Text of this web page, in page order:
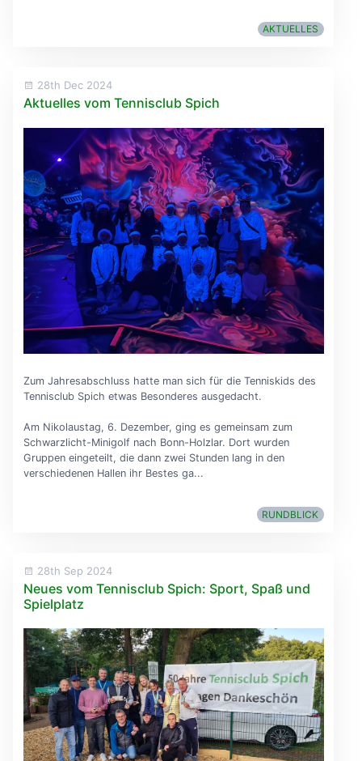
AKTUELLES
28th Dec 2024
Aktuelles vom Tennisclub Spich
Zum Jahresabschluss hatte man sich für die Tenniskids des
Tennisclub Spich etwas Besonderes ausgedacht.
Am Nikolaustag, 6. Dezember, ging es gemeinsam zum
Schwarzlicht-Minigolf nach Bonn-Holzlar. Dort wurden
Gruppen eingeteilt, die dann zwei Stunden lang in den
verschiedenen Hallen ihr Bestes ga...
RUNDBLICK
28th Sep 2024
Neues vom Tennisclub Spich: Sport, Spaß und
Spielplatz